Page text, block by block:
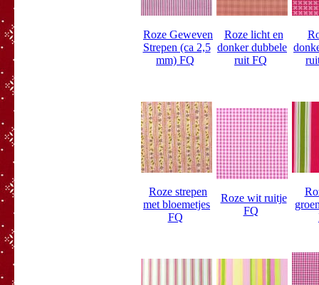
Roze Geweven
Strepen (ca 2,5
mm) FQ
Roze licht en
donker dubbele
ruit FQ
Roze strepen
met bloemetjes
FQ
Roze wit ruitje
FQ